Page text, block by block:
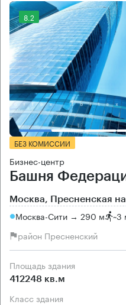
8.2
БЕЗ КОМИССИИ
Бизнес-центр
Башня
Москва, Пресненская
Москва-Сити → 290 м ~3
район Пресненский
Площадь здания
412248 кв.м
Класс здания